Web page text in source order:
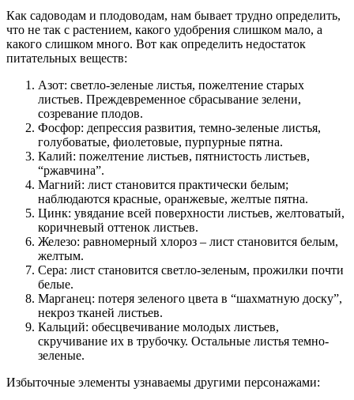
Как садоводам и плодоводам, нам бывает трудно определить,
что не так с растением, какого удобрения слишком мало, а
какого слишком много. Вот как определить недостаток
питательных веществ:
Азот: светло-зеленые листья, пожелтение старых
листьев. Преждевременное сбрасывание зелени,
созревание плодов.
Фосфор: депрессия развития, темно-зеленые листья,
голубоватые, фиолетовые, пурпурные пятна.
Калий: пожелтение листьев, пятнистость листьев,
“ржавчина”.
Магний: лист становится практически белым;
наблюдаются красные, оранжевые, желтые пятна.
Цинк: увядание всей поверхности листьев, желтоватый,
коричневый оттенок листьев.
Железо: равномерный хлороз – лист становится белым,
желтым.
Сера: лист становится светло-зеленым, прожилки почти
белые.
Марганец: потеря зеленого цвета в “шахматную доску”,
некроз тканей листьев.
Кальций: обесцвечивание молодых листьев,
скручивание их в трубочку. Остальные листья темно-
зеленые.
Избыточные элементы узнаваемы другими персонажами: